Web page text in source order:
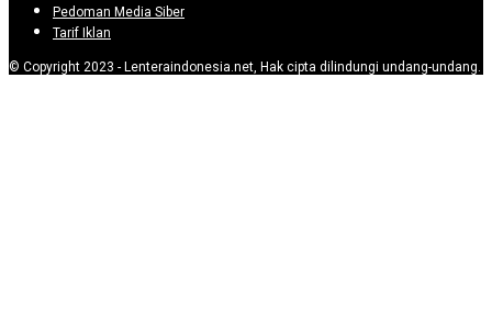
Pedoman Media Siber
Tarif Iklan
© Copyright 2023 - Lenteraindonesia.net, Hak cipta dilindungi undang-undang.